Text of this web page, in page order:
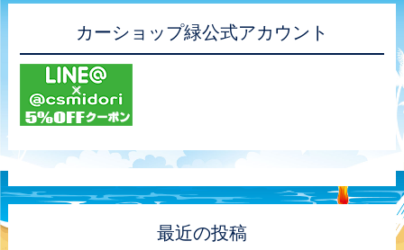
カーショップ緑公式アカウント
最近の投稿